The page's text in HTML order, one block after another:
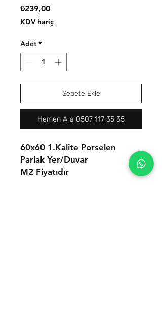
₺239,00Fiyat
KDV hariç
Adet *
Sepete Ekle
Hemen Ara 0507 117 35 35
60x60 1.Kalite Porselen
Parlak Yer/Duvar
M2 Fiyatıdır